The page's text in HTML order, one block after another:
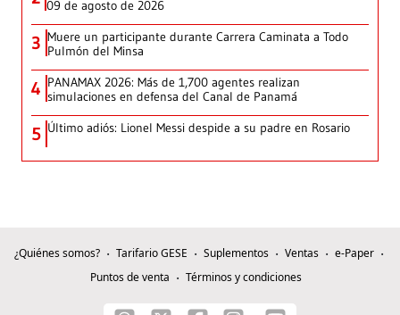
09 de agosto de 2026
3 Muere un participante durante Carrera Caminata a Todo
Pulmón del Minsa
4 PANAMAX 2026: Más de 1,700 agentes realizan
simulaciones en defensa del Canal de Panamá
5 Último adiós: Lionel Messi despide a su padre en Rosario
¿Quiénes somos? Tarifario GESE Suplementos Ventas
e-Paper
Puntos de venta
Términos y condiciones